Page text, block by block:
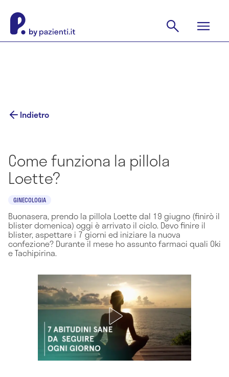
Indietro
Come funziona la pillola
Loette?
GINECOLOGIA
Buonasera, prendo la pillola Loette dal 19 giugno (finirò il
blister domenica) oggi è arrivato il ciclo. Devo finire il
blister, aspettare i 7 giorni ed iniziare la nuova
confezione? Durante il mese ho assunto farmaci quali Oki
e Tachipirina.